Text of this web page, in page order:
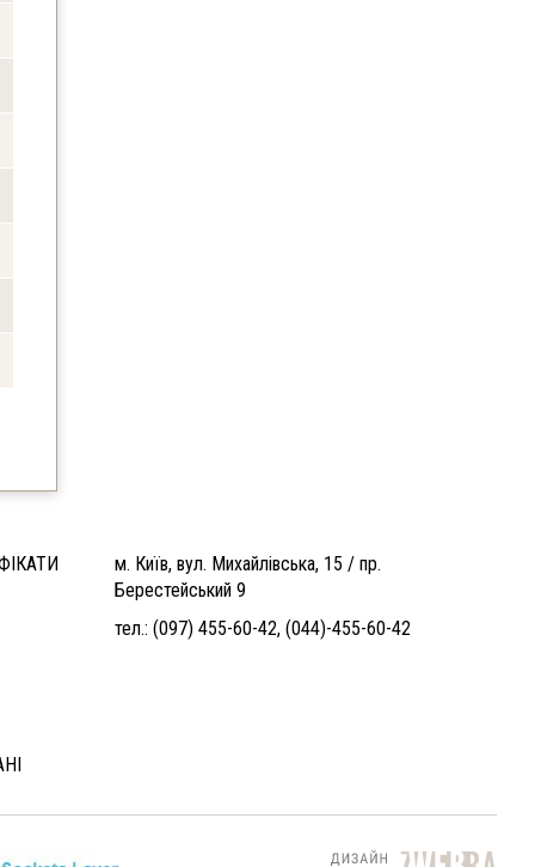
м. Київ, вул. Михайлівська, 15 / пр.
Берестейський 9
тел.: (097) 455-60-42, (044)-455-60-42